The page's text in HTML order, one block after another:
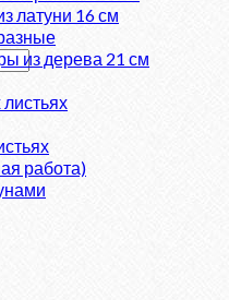
латуни 16 см
из дерева 21 см
работа)